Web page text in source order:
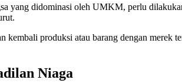
yang didominasi oleh UMKM, perlu
produksi atau barang dengan merek
Niaga